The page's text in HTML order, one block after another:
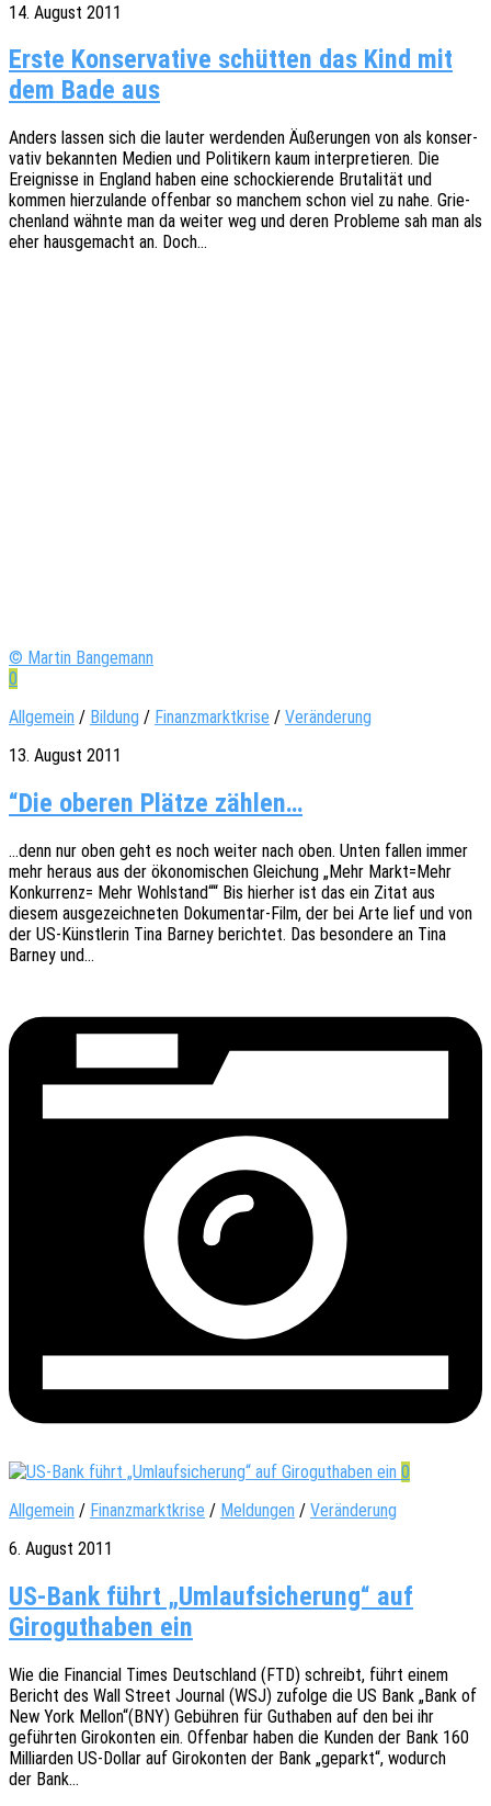
14. August 2011
Erste Konservative schütten das Kind mit
dem Bade aus
Anders lassen sich die lauter werden­den Äuße­run­gen von als konser­
va­tiv bekann­ten Medien und Poli­ti­kern kaum inter­pre­tie­ren. Die
Ereig­nis­se in England haben eine scho­ckie­ren­de Bruta­li­tät und
kommen hier­zu­lan­de offen­bar so manchem schon viel zu nahe. Grie­
chen­land wähnte man da weiter weg und deren Proble­me sah man als
eher haus­ge­macht an. Doch…
© Martin Bangemann
0
Allgemein / Bildung / Finanzmarktkrise / Veränderung
13. August 2011
“Die oberen Plätze zählen…
…denn nur oben geht es noch weiter nach oben. Unten fallen immer
mehr heraus aus der ökono­mi­schen Glei­chung „Mehr Markt=Mehr
Konkur­renz= Mehr Wohl­stand““ Bis hier­her ist das ein Zitat aus
diesem ausge­zeich­ne­ten Doku­­men­­tar-Film, der bei Arte lief und von
der US-Küns­t­­le­rin Tina Barney berich­tet. Das beson­de­re an Tina
Barney und…
0
Allgemein / Finanzmarktkrise / Meldungen / Veränderung
6. August 2011
US-Bank führt „Umlaufsicherung“ auf
Giroguthaben ein
Wie die Finan­cial Times Deutsch­land (FTD) schreibt, führt einem
Bericht des Wall Street Jour­nal (WSJ) zufol­ge die US Bank „Bank of
New York Mellon“(BNY) Gebüh­ren für Gutha­ben auf den bei ihr
geführ­ten Giro­kon­ten ein. Offen­bar haben die Kunden der Bank 160
Milli­ar­den US-Dollar auf Giro­kon­ten der Bank „geparkt“, wodurch
der Bank…